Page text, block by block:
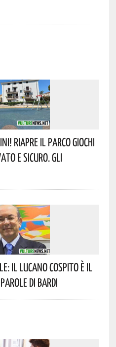
Riapre Il Parco Giochi
E Sicuro. Gli
Il Lucano Cospito È Il
Di Bardi